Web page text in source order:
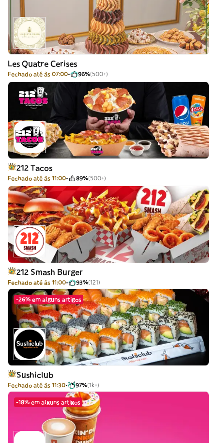
Les Quatre Cerises
Fechado até às 07:00 96%(500+)
212 Tacos
Fechado até às 11:00 89%(500+)
212 Smash Burger
Fechado até às 11:00 93%(121)
-26% em alguns artigos
Sushiclub
Fechado até às 11:30 97%(1k+)
-18% em alguns artigos